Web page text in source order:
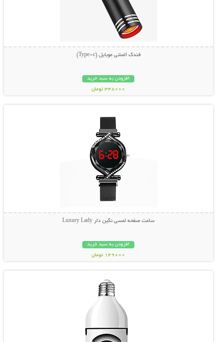
فندک المنتی موبایل (Type-c)
افزودن به سبد خرید
348000 تومان
ساعت صفحه لمسی نگین دار Luxury Lady
افزودن به سبد خرید
149000 تومان